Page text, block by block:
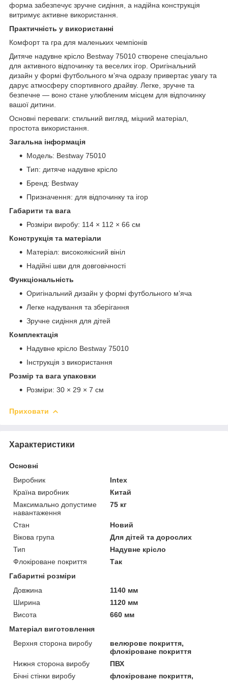
форма забезпечує зручне сидіння, а надійна конструкція
витримує активне використання.
Практичність у використанні
Комфорт та гра для маленьких чемпіонів
Дитяче надувне крісло Bestway 75010 створене спеціально
для активного відпочинку та веселих ігор. Оригінальний
дизайн у формі футбольного м’яча одразу привертає увагу та
дарує атмосферу спортивного драйву. Легке, зручне та
безпечне — воно стане улюбленим місцем для відпочинку
вашої дитини.
Основні переваги: стильний вигляд, міцний матеріал,
простота використання.
Загальна інформація
Модель: Bestway 75010
Тип: дитяче надувне крісло
Бренд: Bestway
Призначення: для відпочинку та ігор
Габарити та вага
Розміри виробу: 114 × 112 × 66 см
Конструкція та матеріали
Матеріал: високоякісний вініл
Надійні шви для довговічності
Функціональність
Оригінальний дизайн у формі футбольного м’яча
Легке надування та зберігання
Зручне сидіння для дітей
Комплектація
Надувне крісло Bestway 75010
Інструкція з використання
Розмір та вага упаковки
Розміри: 30 × 29 × 7 см
Приховати
Характеристики
Основні
Виробник
Intex
Країна виробник
Китай
Максимально допустиме
навантаження
75 кг
Стан
Новий
Вікова група
Для дітей та дорослих
Тип
Надувне крісло
Флокіроване покриття
Так
Габаритні розміри
Довжина
1140 мм
Ширина
1120 мм
Висота
660 мм
Матеріал виготовлення
Верхня сторона виробу
велюрове покриття,
флокіроване покриття
Нижня сторона виробу
ПВХ
Бічні стінки виробу
флокіроване покриття,